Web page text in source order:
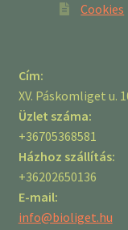
Cookies
Cím:
XV. Páskomliget u.
Üzlet száma:
+36705368581
Házhoz szállítás:
+36202650136
E-mail:
info@bioliget.hu